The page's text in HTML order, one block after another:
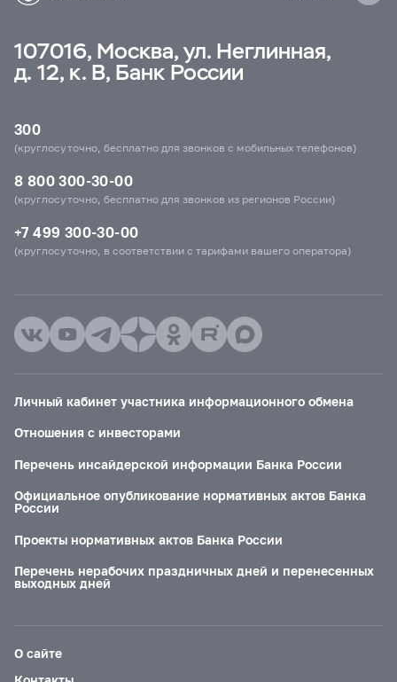
107016, Москва, ул. Неглинная,
д. 12, к. В, Банк России
300
(круглосуточно, бесплатно для звонков с мобильных телефонов)
8 800 300-30-00
(круглосуточно, бесплатно для звонков из регионов России)
+7 499 300-30-00
(круглосуточно, в соответствии с тарифами вашего оператора)
Личный кабинет участника информационного обмена
Отношения с инвесторами
Перечень инсайдерской информации Банка России
Официальное опубликование нормативных актов Банка
России
Проекты нормативных актов Банка России
Перечень нерабочих праздничных дней и перенесенных
выходных дней
О сайте